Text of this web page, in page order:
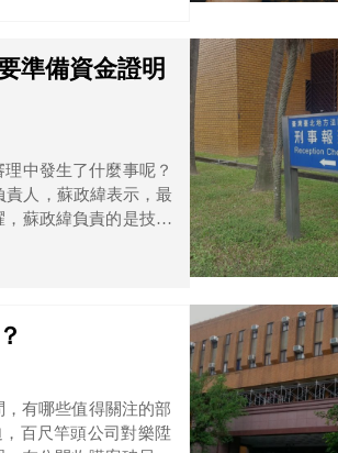
準備資金證明
中發生了什麼事呢？
蘇政緯負責的是技術
給技術股權，但後來
有哪些值得關注的部